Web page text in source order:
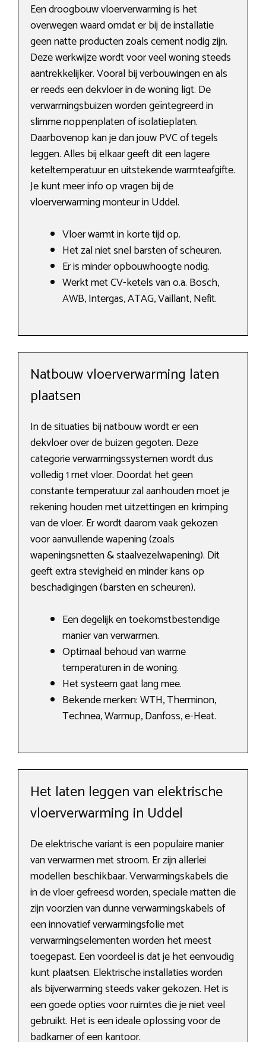
Een droogbouw vloerverwarming is het
overwegen waard omdat er bij de installatie
geen natte producten zoals cement nodig zijn.
Deze werkwijze wordt voor veel woning steeds
aantrekkelijker. Vooral bij verbouwingen en als
er reeds een dekvloer in de woning ligt. De
verwarmingsbuizen worden geïntegreerd in
slimme noppenplaten of isolatieplaten.
Daarbovenop kan je dan jouw PVC of tegels
leggen. Alles bij elkaar geeft dit een lagere
keteltemperatuur en uitstekende warmteafgifte.
Je kunt meer info op vragen bij de
vloerverwarming monteur in Uddel.
Vloer warmt in korte tijd op.
Het zal niet snel barsten of scheuren.
Er is minder opbouwhoogte nodig.
Werkt met CV-ketels van o.a. Bosch,
AWB, Intergas, ATAG, Vaillant, Nefit.
Natbouw vloerverwarming laten
plaatsen
In de situaties bij natbouw wordt er een
dekvloer over de buizen gegoten. Deze
categorie verwarmingssystemen wordt dus
volledig 1 met vloer. Doordat het geen
constante temperatuur zal aanhouden moet je
rekening houden met uitzettingen en krimping
van de vloer. Er wordt daarom vaak gekozen
voor aanvullende wapening (zoals
wapeningsnetten & staalvezelwapening). Dit
geeft extra stevigheid en minder kans op
beschadigingen (barsten en scheuren).
Een degelijk en toekomstbestendige
manier van verwarmen.
Optimaal behoud van warme
temperaturen in de woning.
Het systeem gaat lang mee.
Bekende merken: WTH, Therminon,
Technea, Warmup, Danfoss, e-Heat.
Het laten leggen van elektrische
vloerverwarming in Uddel
De elektrische variant is een populaire manier
van verwarmen met stroom. Er zijn allerlei
modellen beschikbaar. Verwarmingskabels die
in de vloer gefreesd worden, speciale matten die
zijn voorzien van dunne verwarmingskabels of
een innovatief verwarmingsfolie met
verwarmingselementen worden het meest
toegepast. Een voordeel is dat je het eenvoudig
kunt plaatsen. Elektrische installaties worden
als bijverwarming steeds vaker gekozen. Het is
een goede opties voor ruimtes die je niet veel
gebruikt. Het is een ideale oplossing voor de
badkamer of een kantoor.